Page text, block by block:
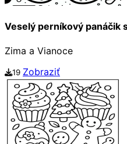
Veselý perníkový panáčik
Zima a Vianoce
19 Zobraziť